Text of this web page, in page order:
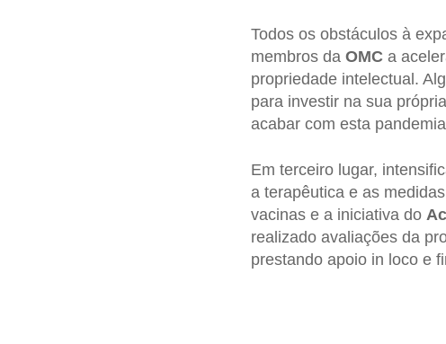
Todos os obstáculos à
membros da OMC a
propriedade intelectual.
para investir na sua
acabar com esta
Em terceiro lugar,
a terapêutica e as
vacinas e a iniciativa do
realizado avaliações da
prestando apoio in loco e